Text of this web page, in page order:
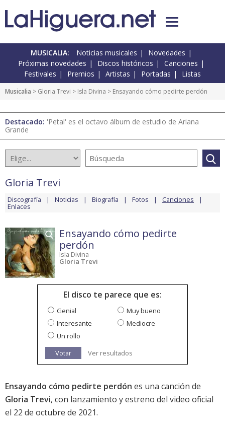
MUSICALIA: Noticias musicales
Novedades
Próximas novedades
Discos históricos
Canciones
Festivales
Premios Artistas Portadas Listas
Musicalia > Gloria Trevi > Isla Divina > Ensayando cómo pedirte perdón
Destacado: 'Petal' es el octavo álbum de estudio de Ariana
Grande
Gloria Trevi
Discografía Noticias Biografía Fotos Canciones
Enlaces
Ensayando cómo pedirte
perdón
Isla Divina
Gloria Trevi
El disco te parece que es:
Genial
Muy bueno
Interesante
Mediocre
Un rollo
Votar
Ver resultados
Ensayando cómo pedirte perdón es una canción de
Gloria Trevi, con lanzamiento y estreno del video oficial
el 22 de octubre de 2021.